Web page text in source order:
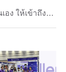
ง ให้เข้าถึง